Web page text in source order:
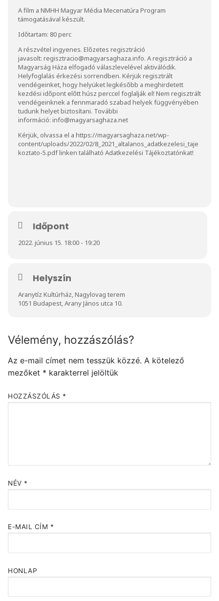
A film a NMHH Magyar Média Mecenatúra Program
támogatásával készült.
Időtartam: 80 perc
A részvétel ingyenes. Előzetes regisztráció
javasolt: regisztracio@magyarsaghaza.info. A regisztráció a
Magyarság Háza elfogadó válaszlevelével aktiválódik.
Helyfoglalás érkezési sorrendben. Kérjük regisztrált
vendégeinket, hogy helyüket legkésőbb a meghirdetett
kezdési időpont előtt húsz perccel foglalják el! Nem regisztrált
vendégeinknek a fennmaradó szabad helyek függvényében
tudunk helyet biztosítani. További
információ: info@magyarsaghaza.net
Kérjük, olvassa el a https://magyarsaghaza.net/wp-
content/uploads/2022/02/8_2021_altalanos_adatkezelesi_taje
koztato-5.pdflinken található Adatkezelési Tájékoztatónkat!
Időpont
2022. június 15. 18:00 - 19:20
Helyszín
Aranytíz Kultúrház, Nagylovag terem
1051 Budapest, Arany János utca 10.
Vélemény, hozzászólás?
Az e-mail címet nem tesszük közzé. A kötelező
mezőket * karakterrel jelöltük
HOZZÁSZÓLÁS *
NÉV *
E-MAIL CÍM *
HONLAP